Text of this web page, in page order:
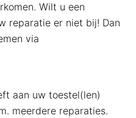
Wilt u een
reparatie er niet bij! Dan
via
aan uw toestel(len)
meerdere reparaties.